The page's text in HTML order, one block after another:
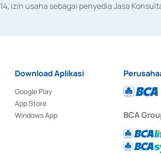
izin usaha sebagai penyedia Jasa
Download Aplikasi
Google Play
App Store
Windows App
BCA